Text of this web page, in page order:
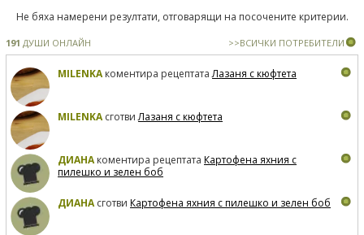
Не бяха намерени резултати, отговарящи на посочените критерии.
191 ДУШИ ОНЛАЙН >>ВСИЧКИ ПОТРЕБИТЕЛИ
MILENKAкоментира рецептатаЛазаня с кюфтета
MILENKAсготвиЛазаня с кюфтета
ДИАНАкоментира рецептата Картофена яхния с
пилешко и зелен боб
ДИАНАсготви Картофена яхния с пилешко и зелен боб